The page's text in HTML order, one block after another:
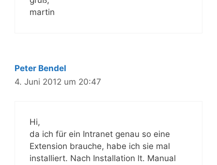
martin
Peter Bendel
4. Juni 2012 um 20:47
Hi,
da ich für ein Intranet genau so eine
Extension brauche, habe ich sie mal
installiert. Nach Installation lt. Manual